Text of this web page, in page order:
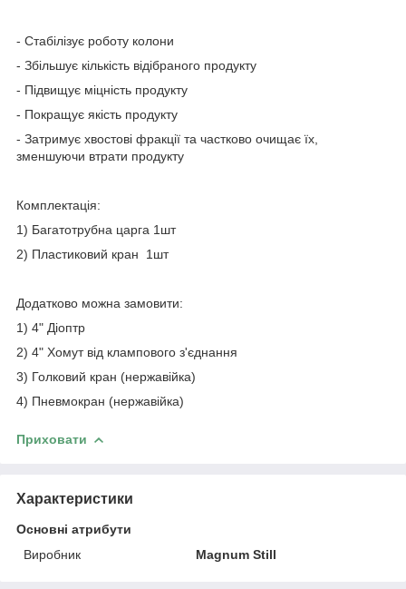
- Стабілізує роботу колони
- Збільшує кількість відібраного продукту
- Підвищує міцність продукту
- Покращує якість продукту
- Затримує хвостові фракції та частково очищає їх,
зменшуючи втрати продукту
Комплектація:
1) Багатотрубна царга 1шт
2) Пластиковий кран 1шт
Додатково можна замовити:
1) 4" Діоптр
2) 4" Хомут від клампового з'єднання
3) Голковий кран (нержавійка)
4) Пневмокран (нержавійка)
Приховати
Характеристики
Основні атрибути
Виробник
Magnum Still